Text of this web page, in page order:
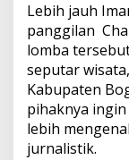
Lebih jauh
panggilan
lomba
seputar
Kabupaten
pihaknya
lebih
jurnalistik.